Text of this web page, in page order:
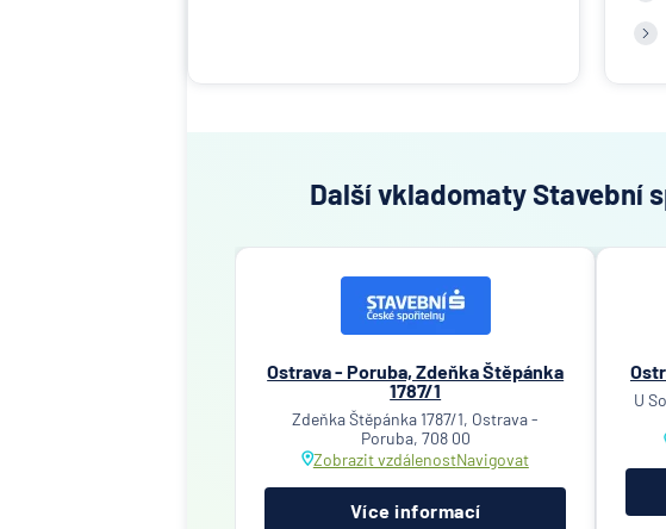
Další vkladomaty Stavební
Ostrava - Poruba, Zdeňka Štěpánka
1787/1
Zdeňka Štěpánka 1787/1, Ostrava -
Poruba, 708 00
Zobrazit vzdálenostNavigovat
Více informací
U